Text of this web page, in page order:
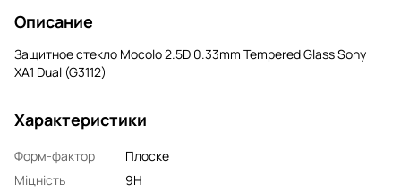
Описание
Защитное стекло Mocolo 2.5D 0.33mm Tempered Glass Sony
XA1 Dual (G3112)
Характеристики
Форм-фактор
Плоске
Міцність
9H